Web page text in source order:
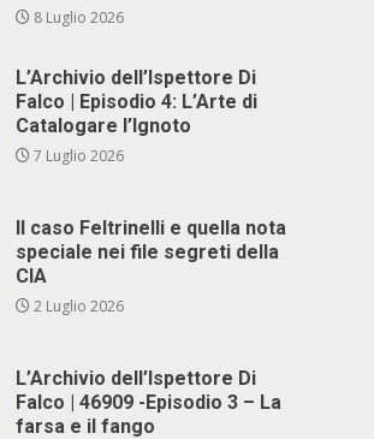
8 Luglio 2026
L’Archivio dell’Ispettore Di
Falco | Episodio 4: L’Arte di
Catalogare l’Ignoto
7 Luglio 2026
Il caso Feltrinelli e quella nota
speciale nei file segreti della
CIA
2 Luglio 2026
L’Archivio dell’Ispettore Di
Falco | 46909 -Episodio 3 – La
farsa e il fango